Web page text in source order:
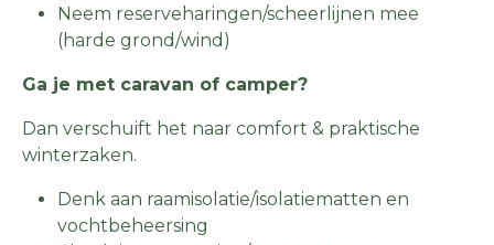
Neem reserveharingen/scheerlijnen mee
(harde grond/wind)
Ga je met caravan of camper?
Dan verschuift het naar comfort & praktische
winterzaken.
Denk aan raamisolatie/isolatiematten en
vochtbeheersing